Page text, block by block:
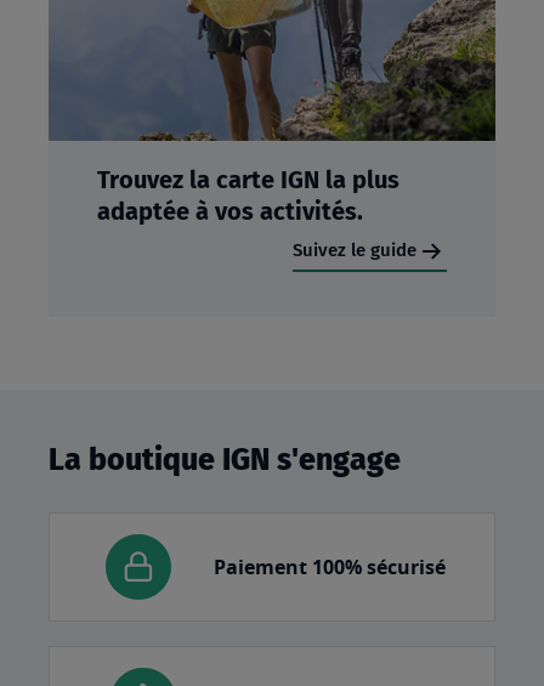
Trouvez la carte IGN la plus
adaptée à vos activités.
Suivez le guide
La boutique IGN s'engage
Paiement 100% sécurisé